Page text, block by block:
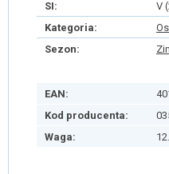
SI:
V
Kategoria:
Sezon:
EAN:
Kod producenta:
Waga: